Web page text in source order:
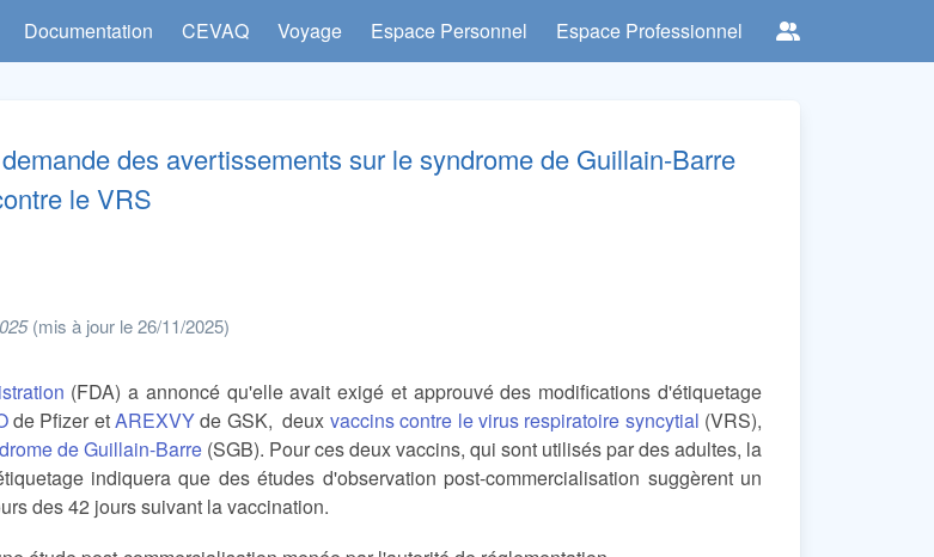
Documentation CEVAQ Voyage Espace Personnel Espace Professionnel
des avertissements sur le syndrome de Guillain-Barre
le VRS
(mis à jour le 26/11/2025)
(FDA) a annoncé qu'elle avait exigé et approuvé des modifications d'étiquetage
de Pfizer etAREXVYde GSK, deux vaccins contre le virus respiratoire syncytial (VRS),
de Guillain-Barre(SGB). Pour ces deux vaccins, qui sont utilisés par des adultes, la
indiquera que des études d'observation post-commercialisation suggèrent un
des 42 jours suivant la vaccination.